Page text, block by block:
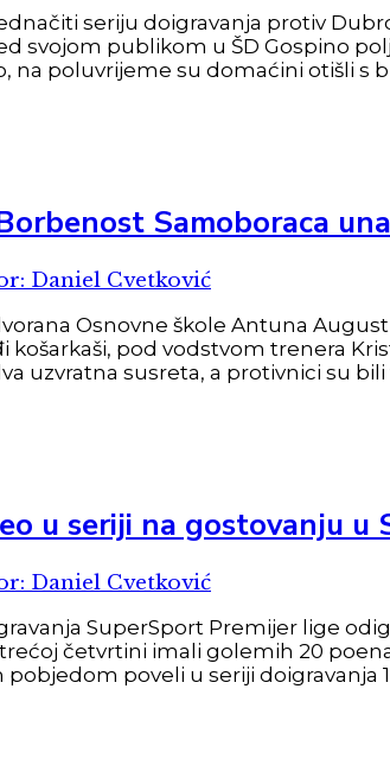
seriju doigravanja protiv
svojom publikom u ŠD Gospino
na poluvrijeme su domaćini otišli s
Samoboraca
Daniel Cvetković
Osnovne škole Antuna
košarkaši, pod vodstvom trenera
uzvratna susreta, a protivnici su bili
u seriji na gostovanju u
Daniel Cvetković
SuperSport Premijer lige
trećoj četvrtini imali golemih 20
poveli u seriji doigravanja